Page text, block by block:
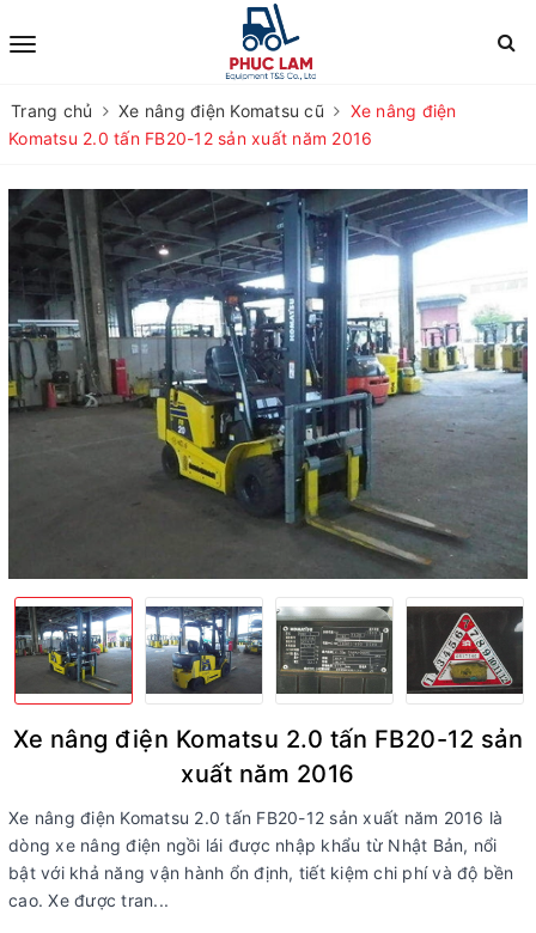
Trang chủ Xe nâng điện Komatsu cũ
Xe nâng điện
Komatsu 2.0 tấn FB20-12 sản xuất năm 2016
Xe nâng điện Komatsu 2.0 tấn FB20-12 sản
xuất năm 2016
Xe nâng điện Komatsu 2.0 tấn FB20-12 sản xuất năm 2016 là
dòng xe nâng điện ngồi lái được nhập khẩu từ Nhật Bản, nổi
bật với khả năng vận hành ổn định, tiết kiệm chi phí và độ bền
cao. Xe được tran...